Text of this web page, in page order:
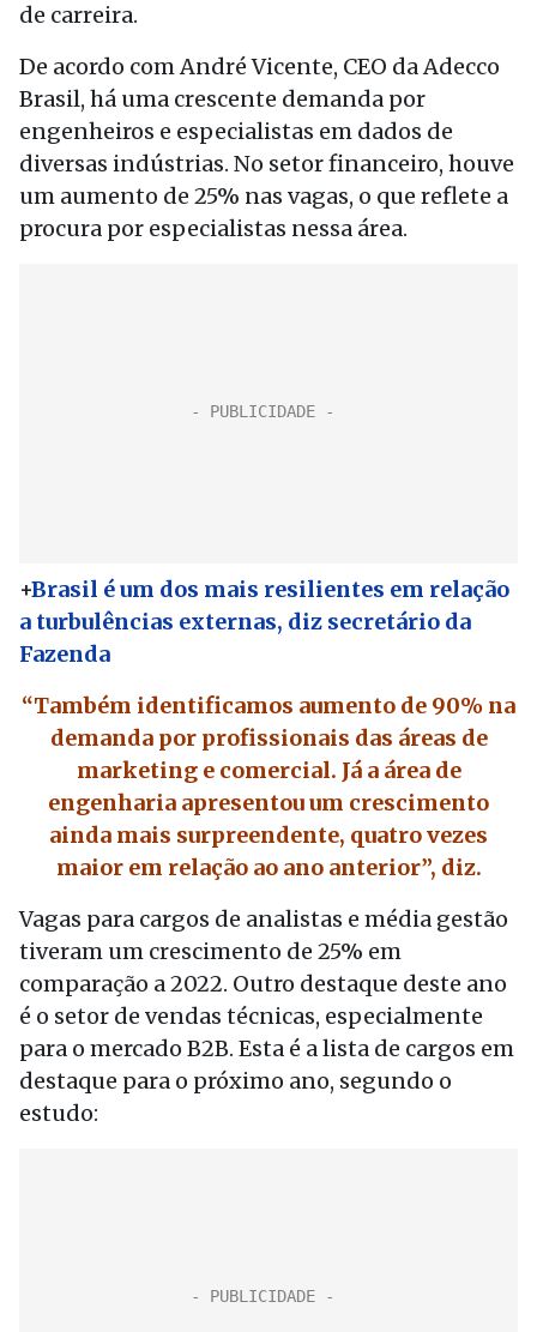
de carreira.
De acordo com André Vicente, CEO da Adecco
Brasil, há uma crescente demanda por
engenheiros e especialistas em dados de
diversas indústrias. No setor financeiro, houve
um aumento de 25% nas vagas, o que reflete a
procura por especialistas nessa área.
+Brasil é um dos mais resilientes em relação
a turbulências externas, diz secretário da
Fazenda
“Também identificamos aumento de 90% na
demanda por profissionais das áreas de
marketing e comercial. Já a área de
engenharia apresentou um crescimento
ainda mais surpreendente, quatro vezes
maior em relação ao ano anterior”, diz.
Vagas para cargos de analistas e média gestão
tiveram um crescimento de 25% em
comparação a 2022. Outro destaque deste ano
é o setor de vendas técnicas, especialmente
para o mercado B2B. Esta é a lista de cargos em
destaque para o próximo ano, segundo o
estudo: